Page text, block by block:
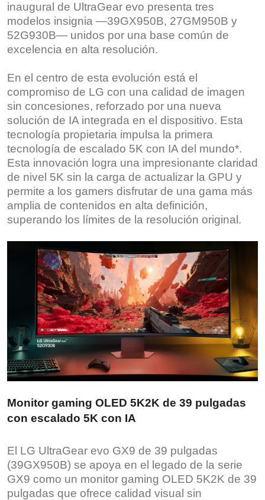
inaugural de UltraGear evo presenta tres
modelos insignia —39GX950B, 27GM950B y
52G930B— unidos por una base común de
excelencia en alta resolución.
En el centro de esta evolución está el
compromiso de LG con una calidad de imagen
sin concesiones, reforzado por una nueva
solución de IA integrada en el dispositivo. Esta
tecnología propietaria impulsa la primera
tecnología de escalado 5K con IA del mundo*.
Esta innovación logra una impresionante claridad
de nivel 5K sin la carga de actualizar la GPU y
permite a los gamers disfrutar de una gama más
amplia de contenidos en alta definición,
superando los límites de la resolución original.
Monitor gaming OLED 5K2K de 39 pulgadas
con escalado 5K con IA
El LG UltraGear evo GX9 de 39 pulgadas
(39GX950B) se apoya en el legado de la serie
GX9 como un monitor gaming OLED 5K2K de 39
pulgadas que ofrece calidad visual sin